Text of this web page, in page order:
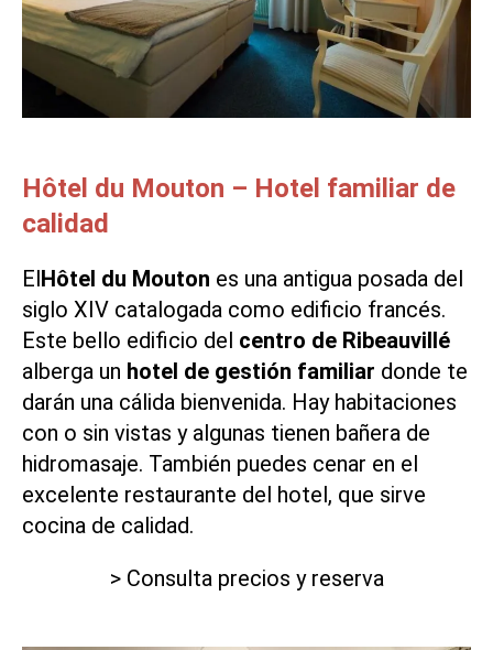
Hôtel du Mouton – Hotel familiar de
calidad
ElHôtel du Mouton es una antigua posada del
siglo XIV catalogada como edificio francés.
Este bello edificio del centro de Ribeauvillé
alberga un hotel de gestión familiar donde te
darán una cálida bienvenida. Hay habitaciones
con o sin vistas y algunas tienen bañera de
hidromasaje. También puedes cenar en el
excelente restaurante del hotel, que sirve
cocina de calidad.
> Consulta precios y reserva